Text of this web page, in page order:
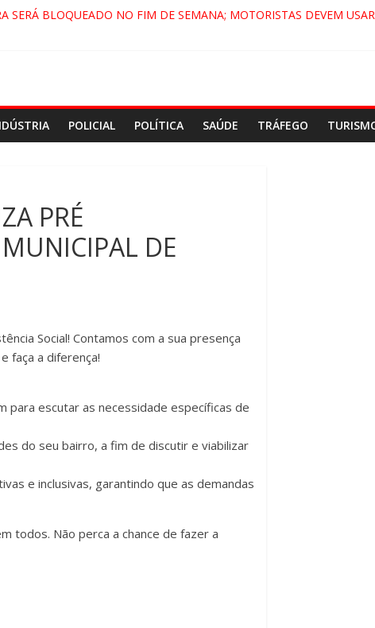
SERÁ BLOQUEADO NO FIM DE SEMANA; MOTORISTAS DEVEM
POLICIAL POLÍTICA SAÚDE TRÁFEGO
PRÉ
DE
Social! Contamos com a sua presença
faça a diferença!
para escutar as necessidade específicas de
do seu bairro, a fim de discutir e viabilizar
e inclusivas, garantindo que as demandas
todos. Não perca a chance de fazer a